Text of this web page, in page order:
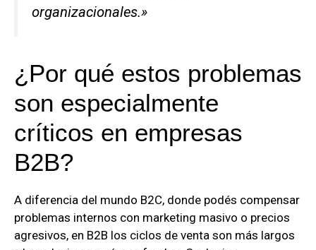
organizacionales.»
¿Por qué estos problemas
son especialmente
críticos en empresas
B2B?
A diferencia del mundo B2C, donde podés compensar
problemas internos con marketing masivo o precios
agresivos, en B2B los ciclos de venta son más largos